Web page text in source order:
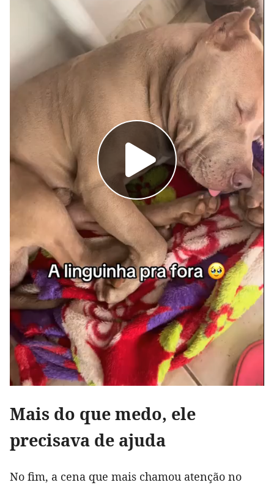
Mais do que medo, ele
precisava de ajuda
No fim, a cena que mais chamou atenção no